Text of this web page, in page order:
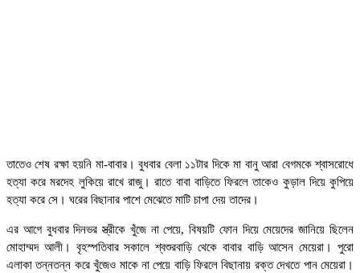
তাতেও শেষ রক্ষা হয়নি মা-বাবার। বুধবার বেলা ১১টার দিকে মা বানু আরা বেগমকে শ্বাসরোধে
হত্যা করে মরদেহ লুকিয়ে রাখে রাজু। রাতে বাবা বাড়িতে ফিরলে তাকেও কুড়াল দিয়ে কুপিয়ে
হত্যা করে সে। ঘরের বিছানার পাশে মেঝেতে মাটি চাপা দেয় তাদের।
এর আগে বুধবার দিনভর স্ত্রীকে খুঁজে না পেয়ে, বিষয়টি ফোন দিয়ে মেয়েদের জানিয়ে ছিলেন
মোহাম্মদ আলী। বৃহস্পতিবার সকালে শ্বশুরবাড়ি থেকে বাবার বাড়ি আসেন মেয়েরা। পুরো
এলাকা তন্নতন্ন করে খুঁজেও মাকে না পেয়ে বাড়ি ফিরলে বিছানায় রক্ত দেখতে পান মেয়েরা।